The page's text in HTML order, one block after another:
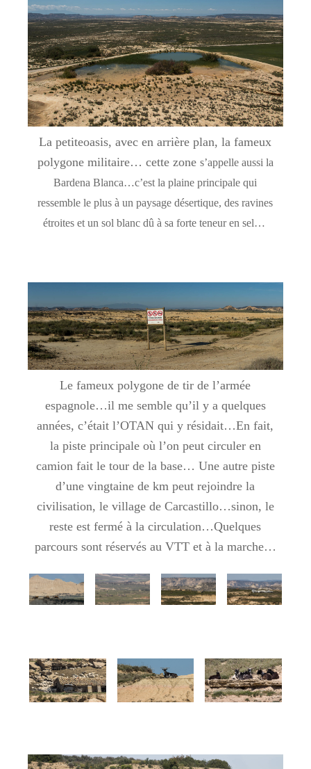
La petiteoasis, avec en arrière plan, la fameux
polygone militaire… cette zone s’appelle aussi la
Bardena Blanca…c’est la plaine principale qui
ressemble le plus à un paysage désertique, des ravines
étroites et un sol blanc dû à sa forte teneur en sel…
Le fameux polygone de tir de l’armée
espagnole…il me semble qu’il y a quelques
années, c’était l’OTAN qui y résidait…En fait,
la piste principale où l’on peut circuler en
camion fait le tour de la base… Une autre piste
d’une vingtaine de km peut rejoindre la
civilisation, le village de Carcastillo…sinon, le
reste est fermé à la circulation…Quelques
parcours sont réservés au VTT et à la marche…